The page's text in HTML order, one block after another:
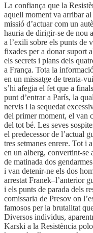
La confiança que la
aquell moment va arribar
missió d’actuar com un
hauria de dirigir-se de nou
a l’exili sobre els punts de
fixades per a donar suport
els secrets i plans dels
a França. Tota la
en un missatge de trenta-
s’hi afegia el fet que a
punt d’entrar a París, la
nervis i la sequedat
del primer moment, el van
del tot bé. Les seves
el predecessor de l’actual
tres setmanes enrere. Tot
en un alberg, convertint-se
de matinada dos
i van detenir-ne els dos
arrestat Franek–l’anterior
i els punts de parada dels
comissaria de Presov on
famosos per la brutalitat
Diversos individus,
Karski a la Resistència